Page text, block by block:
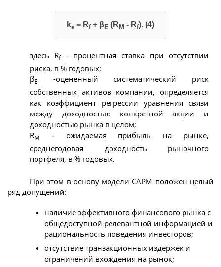
ke = Rf+ βE (RM - Rf). (4)
здесь Rf- процентная ставка при отсутствии
риска, в % годовых;
βЕ -оцененный систематический риск
собственных активов компании, определяется
как коэффициент регрессии уравнения связи
между доходностью конкретной акции и
доходностью рынка в целом;
RM
- ожидаемая прибыль на рынке,
среднегодовая доходность рыночного
портфеля, в % годовых.
При этом в основу модели CAPM положен целый
ряд допущений:
наличие эффективного финансового рынка с
общедоступной релевантной информацией и
рациональность поведения инвесторов;
отсутствие транзакционных издержек и
ограничений вхождения на рынок;